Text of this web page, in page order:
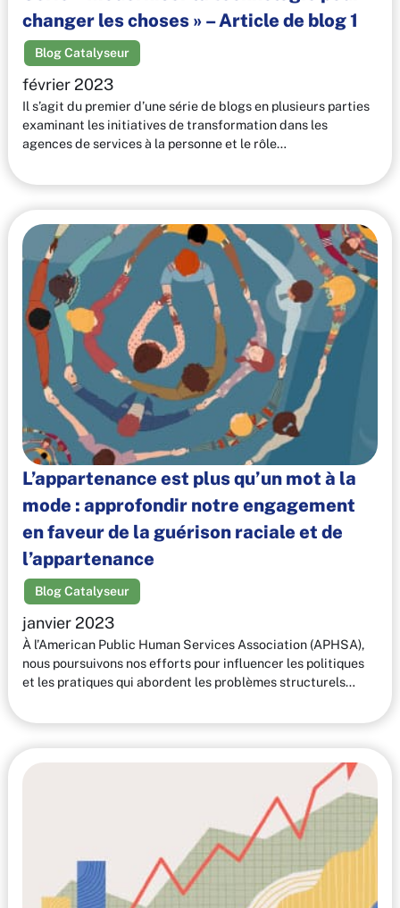
changer les choses » – Article de blog 1
Blog Catalyseur
février 2023
Il s’agit du premier d’une série de blogs en plusieurs parties
examinant les initiatives de transformation dans les
agences de services à la personne et le rôle…
L’appartenance est plus qu’un mot à la
mode : approfondir notre engagement
en faveur de la guérison raciale et de
l’appartenance
Blog Catalyseur
janvier 2023
À l’American Public Human Services Association (APHSA),
nous poursuivons nos efforts pour influencer les politiques
et les pratiques qui abordent les problèmes structurels…